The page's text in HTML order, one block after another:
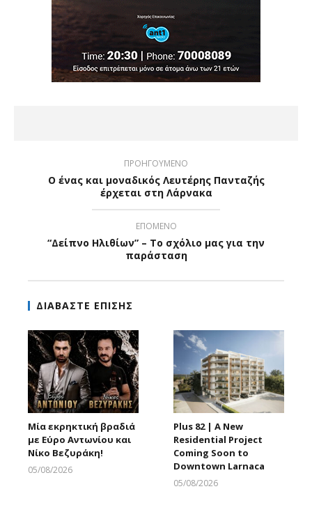
ΠΡΟΗΓΟΥΜΕΝΟ
Ο ένας και μοναδικός Λευτέρης Πανταζής
έρχεται στη Λάρνακα
ΕΠΟΜΕΝΟ
“Δείπνο Ηλιθίων” – Το σχόλιο μας για την
παράσταση
ΔΙΑΒΑΣΤΕ ΕΠΙΣΗΣ
Μία εκρηκτική βραδιά
με Εύρο Αντωνίου και
Νίκο Βεζυράκη!
05/08/2026
Plus 82 | A New
Residential Project
Coming Soon to
Downtown Larnaca
05/08/2026